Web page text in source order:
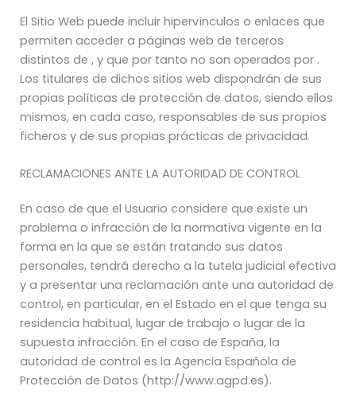
El Sitio Web puede incluir hipervínculos o enlaces que
permiten acceder a páginas web de terceros
distintos de , y que por tanto no son operados por .
Los titulares de dichos sitios web dispondrán de sus
propias políticas de protección de datos, siendo ellos
mismos, en cada caso, responsables de sus propios
ficheros y de sus propias prácticas de privacidad.
RECLAMACIONES ANTE LA AUTORIDAD DE CONTROL
En caso de que el Usuario considere que existe un
problema o infracción de la normativa vigente en la
forma en la que se están tratando sus datos
personales, tendrá derecho a la tutela judicial efectiva
y a presentar una reclamación ante una autoridad de
control, en particular, en el Estado en el que tenga su
residencia habitual, lugar de trabajo o lugar de la
supuesta infracción. En el caso de España, la
autoridad de control es la Agencia Española de
Protección de Datos (http://www.agpd.es).